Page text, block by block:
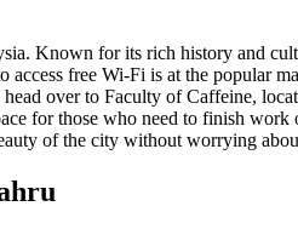
Known for its rich history and
free Wi-Fi is at the popular
over to Faculty of Caffeine,
for those who need to finish
of the city without worrying